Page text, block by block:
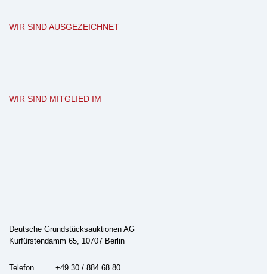
WIR SIND AUSGEZEICHNET
WIR SIND MITGLIED IM
Deutsche Grundstücksauktionen AG
Kurfürstendamm 65, 10707 Berlin
Telefon +49 30 / 884 68 80